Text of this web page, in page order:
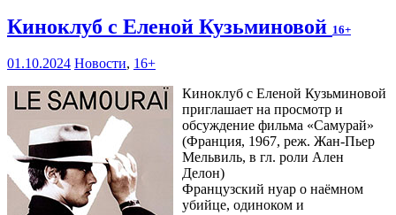
Киноклуб с Еленой Кузьминовой 16+
01.10.2024 Новости, 16+
Киноклуб с Еленой Кузьминовой
приглашает на просмотр и
обсуждение фильма «Самурай»
(Франция, 1967, реж. Жан-Пьер
Мельвиль, в гл. роли Ален
Делон)
Французский нуар о наёмном
убийце, одиноком и